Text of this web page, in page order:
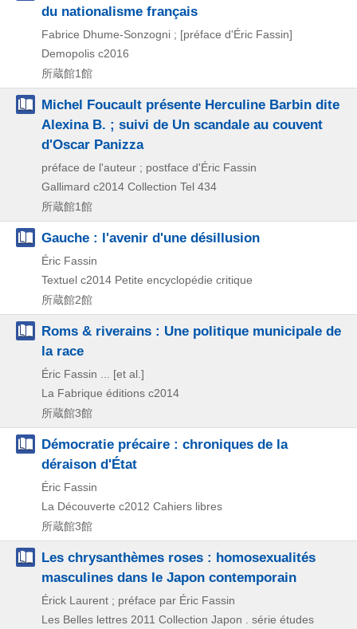
du nationalisme français
Fabrice Dhume-Sonzogni ; [préface d'Éric Fassin]
Demopolis c2016
所蔵館1館
Michel Foucault présente Herculine Barbin dite
Alexina B. ; suivi de Un scandale au couvent
d'Oscar Panizza
préface de l'auteur ; postface d'Éric Fassin
Gallimard c2014 Collection Tel 434
所蔵館1館
Gauche : l'avenir d'une désillusion
Éric Fassin
Textuel c2014 Petite encyclopédie critique
所蔵館2館
Roms & riverains : Une politique municipale de
la race
Éric Fassin ... [et al.]
La Fabrique éditions c2014
所蔵館3館
Démocratie précaire : chroniques de la
déraison d'État
Éric Fassin
La Découverte c2012 Cahiers libres
所蔵館3館
Les chrysanthèmes roses : homosexualités
masculines dans le Japon contemporain
Érick Laurent ; préface par Éric Fassin
Les Belles lettres 2011 Collection Japon . série études